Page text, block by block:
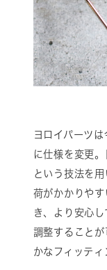
ヨロイパーツ
に仕様を変更
という技法を
荷がかかりや
き、より安心
調整すること
かなフィッティ